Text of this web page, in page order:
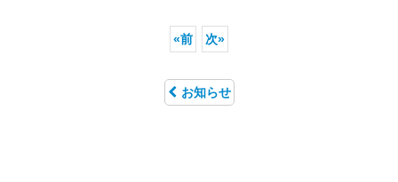
«前 次»
お知らせ